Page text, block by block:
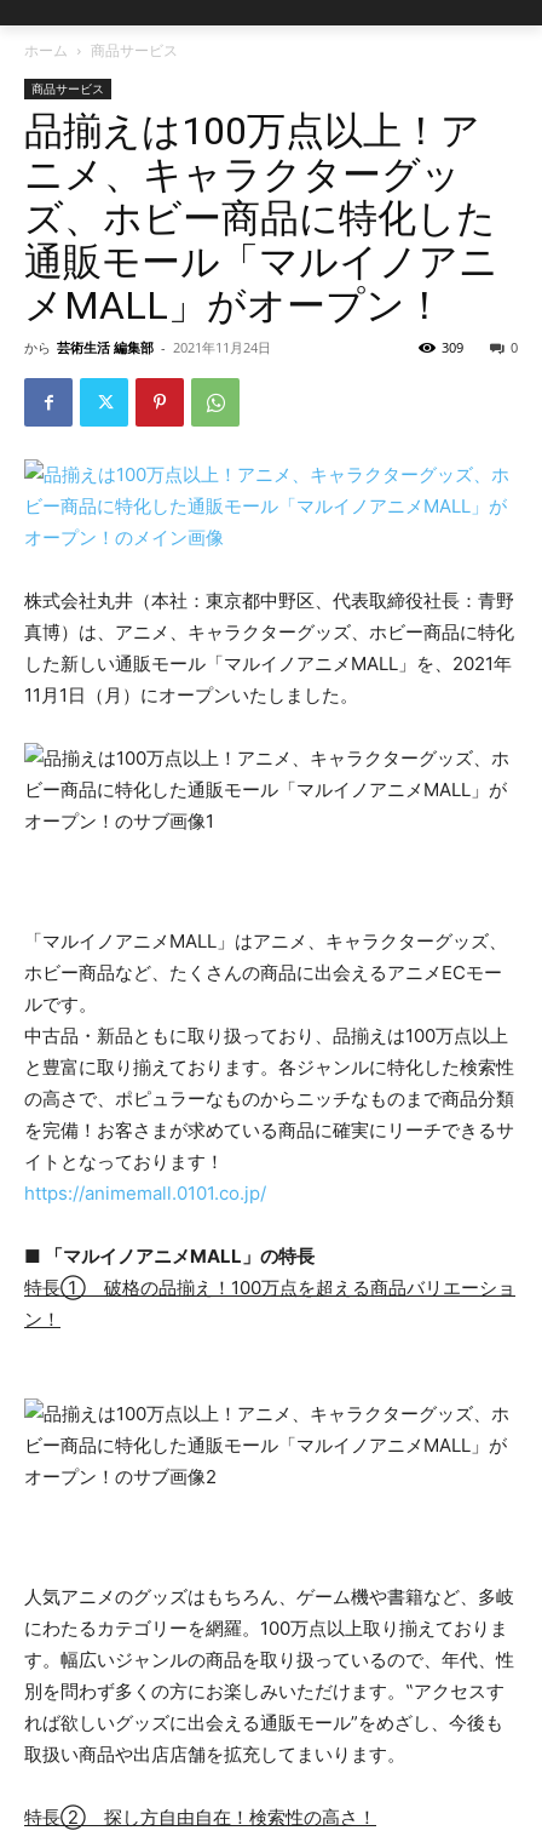
ホーム 商品サービス
商品サービス
品揃えは100万点以上！ア
ニメ、キャラクターグッ
ズ、ホビー商品に特化した
通販モール「マルイノアニ
メMALL」がオープン！
から 芸術生活 編集部 - 2021年11月24日 0
309
株式会社丸井（本社：東京都中野区、代表取締役社長：青野
真博）は、アニメ、キャラクターグッズ、ホビー商品に特化
した新しい通販モール「マルイノアニメMALL」を、2021年
11月1日（月）にオープンいたしました。
「マルイノアニメMALL」はアニメ、キャラクターグッズ、
ホビー商品など、たくさんの商品に出会えるアニメECモー
ルです。
中古品・新品ともに取り扱っており、品揃えは100万点以上
と豊富に取り揃えております。各ジャンルに特化した検索性
の高さで、ポピュラーなものからニッチなものまで商品分類
を完備！お客さまが求めている商品に確実にリーチできるサ
イトとなっております！
https://animemall.0101.co.jp/
■ 「マルイノアニメMALL」の特長
特長① 破格の品揃え！100万点を超える商品バリエーショ
ン！
人気アニメのグッズはもちろん、ゲーム機や書籍など、多岐
にわたるカテゴリーを網羅。100万点以上取り揃えておりま
す。幅広いジャンルの商品を取り扱っているので、年代、性
別を問わず多くの方にお楽しみいただけます。‟アクセスす
れば欲しいグッズに出会える通販モール”をめざし、今後も
取扱い商品や出店店舗を拡充してまいります。
特長② 探し方自由自在！検索性の高さ！